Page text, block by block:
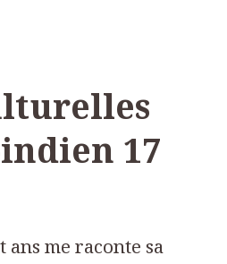
17
me raconte sa